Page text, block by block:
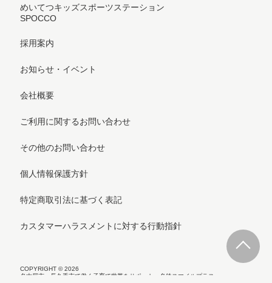
めいてつキッズスポーツステーション
SPOCCO
採用案内
お知らせ・イベント
会社概要
ご利用に関するお問い合わせ
その他のお問い合わせ
個人情報保護方針
特定商取引法に基づく表記
カスタマーハラスメントに対する行動指針
COPYRIGHT © 2026
名古屋市・長久手市で働く子育て世帯をサポート 名鉄スマイルプラス